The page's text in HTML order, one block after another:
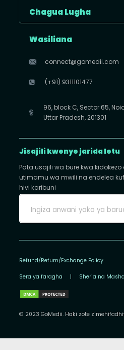
Chagua Lugha
Wasiliana
connect@gomedii.com
(+91) 9311101477
96, block C, Sector 65,
Uttar Pradesh, 201301
Jisajili kwenye jarida letu
Pata usajili wa bure kwa
utimamu wa mwili na endelea
hivi karibuni
Refund/Return/Exchange Policy
Sera ya faragha | Sheria na
© 2023 GoMedii. Haki zote